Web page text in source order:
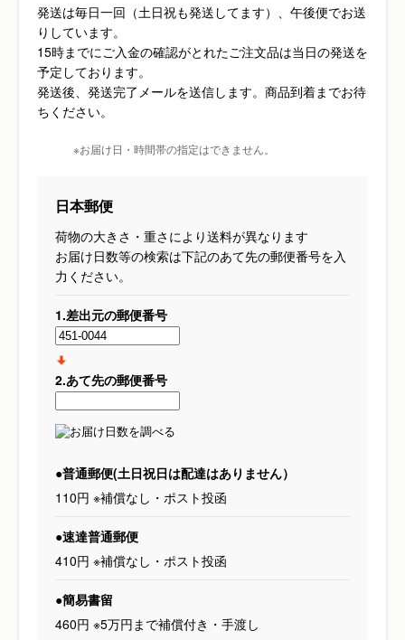
発送は毎日一回（土日祝も発送してます）、午後便でお送
りしています。
15時までにご入金の確認がとれたご注文品は当日の発送を
予定しております。
発送後、発送完了メールを送信します。商品到着までお待
ちください。
※お届け日・時間帯の指定はできません。
日本郵便
荷物の大きさ・重さにより送料が異なります
お届け日数等の検索は下記のあて先の郵便番号を入
力ください。
1.差出元の郵便番号
2.あて先の郵便番号
●普通郵便(土日祝日は配達はありません）
110円 ※補償なし・ポスト投函
●速達普通郵便
410円 ※補償なし・ポスト投函
●簡易書留
460円 ※5万円まで補償付き・手渡し